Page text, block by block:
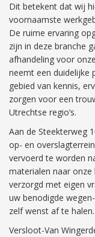
Dit betekent dat wij
voornaamste
De ruime ervaring
zijn in deze branche
afhandeling voor
neemt een duidelijke
gebied van kennis,
zorgen voor een
Utrechtse regio’s.
Aan de Steekterweg
op- en
vervoerd te worden
materialen naar
verzorgd met eigen
uw benodigde
zelf wenst af te halen.
Versloot-Van